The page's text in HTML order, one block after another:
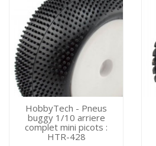
HobbyTech - Pneus
buggy 1/10 arriere
complet mini picots :
HTR-428